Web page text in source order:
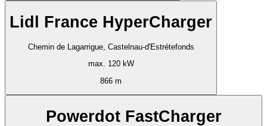
Lidl France HyperCharger
Chemin de Lagarrigue, Castelnau-d'Estrétefonds
max. 120 kW
866 m
Powerdot FastCharger